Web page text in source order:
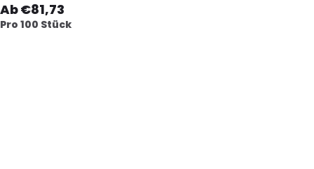
Ab €81,73
Pro 100 Stück